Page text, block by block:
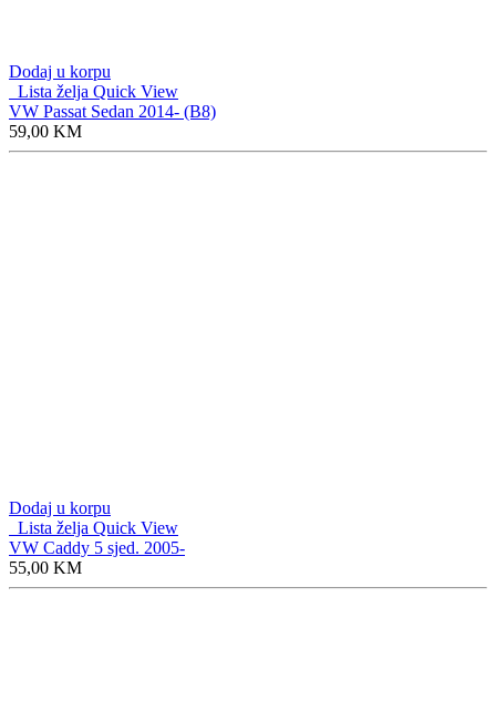
Dodaj u korpu
Lista želja Quick View
VW Passat Sedan 2014- (B8)
59,00 KM
Dodaj u korpu
Lista želja Quick View
VW Caddy 5 sjed. 2005-
55,00 KM